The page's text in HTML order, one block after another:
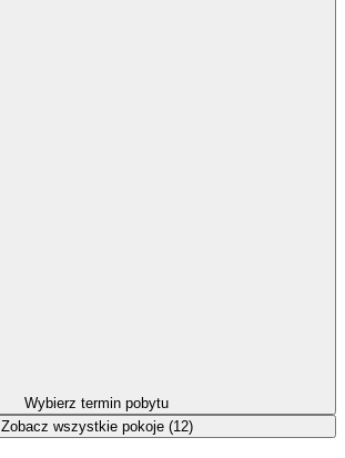
Wybierz termin pobytu
Zobacz wszystkie pokoje (12)